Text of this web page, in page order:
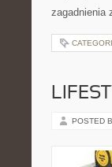
zagadnienia
POSTED